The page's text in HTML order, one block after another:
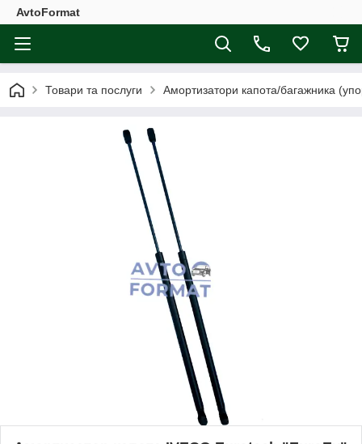
AvtoFormat
Товари та послуги Амортизатори капота/багажника